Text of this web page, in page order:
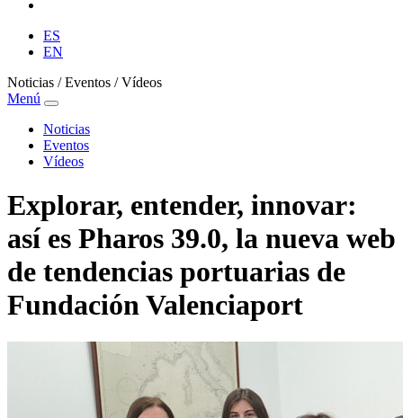
ES
EN
Noticias / Eventos / Vídeos
Menú
Noticias
Eventos
Vídeos
Explorar, entender, innovar:
así es Pharos 39.0, la nueva web
de tendencias portuarias de
Fundación Valenciaport